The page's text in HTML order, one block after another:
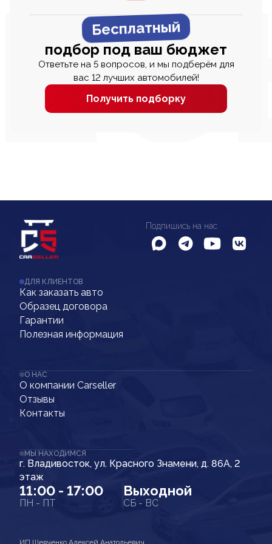
Бесплатный
подбор под ваш бюджет
Ответьте на 5 вопросов, и мы подберём для
вас 12 лучших автомобилей!
Получить подборку
Подпишись на нас
ДЛЯ КЛИЕНТОВ
Как заказать авто
Образец договора
Гарантии
Полезная информация
О НАС
О компании Carseller
Отзывы
Контакты
МЫ НАХОДИМСЯ
г. Владивосток, ул. Красного Знамени, д. 86А, 2
этаж
11:00 - 17:00
ПН - ПТ
Выходной
СБ - ВС
ИП Шевченко Алексей Анатольевич